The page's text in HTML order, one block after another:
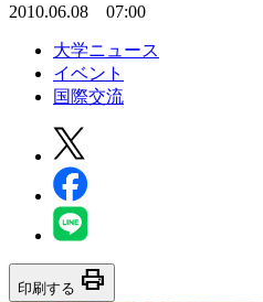
2010.06.08 07:00
大学ニュース
イベント
国際交流
印刷する print